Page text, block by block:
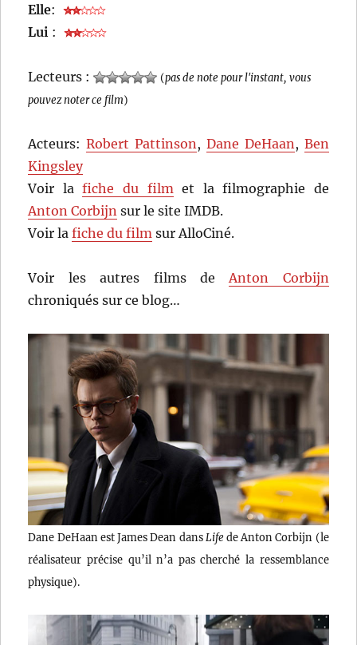
Elle:
Lui :
Lecteurs : (pas de note pour l'instant, vous
pouvez noter ce film)
Acteurs:Robert Pattinson , Dane DeHaan , Ben
Kingsley
Voir lafiche du film et la filmographie de
Anton Corbijn sur le site IMDB.
Voir lafiche du film sur AlloCiné.
Voir les autres films de Anton Corbijn
chroniqués sur ce blog…
Dane DeHaan est James Dean dans Lifede Anton Corbijn (le
réalisateur précise qu’il n’a pas cherché la ressemblance
physique).